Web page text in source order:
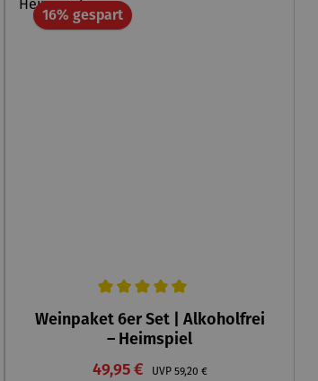
16% gespartRabatt
Durchschnittliche Bewertung von 5 von 5
Weinpaket 6er Set | Alkoholfrei
– Heimspiel
Verkaufspreis:
49,95 € UVP Regulärer Preis:
59,20 €